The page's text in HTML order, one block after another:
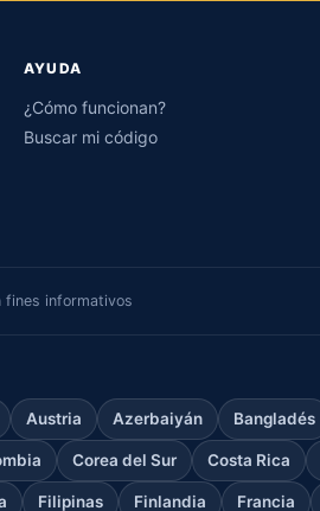
AYUDA
¿Cómo funcionan?
Buscar mi código
fines informativos
Austria Azerbaiyán Bangladés
Corea del Sur Costa Rica
Filipinas Finlandia Francia